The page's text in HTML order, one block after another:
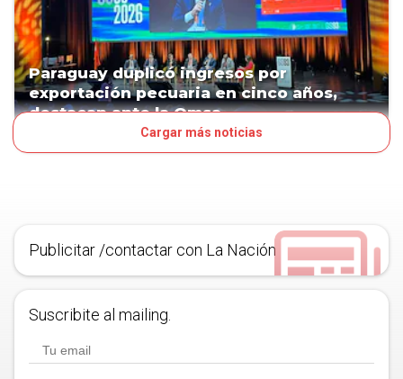
Paraguay duplicó ingresos por
exportación pecuaria en cinco años,
destacan ante la Omsa
Cargar más noticias
Publicitar /contactar con La Nación
Suscribite al mailing.